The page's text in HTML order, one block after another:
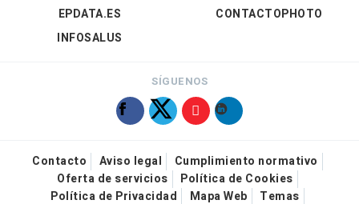
EPDATA.ES
INFOSALUS
CONTACTOPHOTO
SÍGUENOS
Contacto Aviso legal
Cumplimiento normativo
Oferta de servicios
Política de Cookies
Política de Privacidad
Mapa Web Temas